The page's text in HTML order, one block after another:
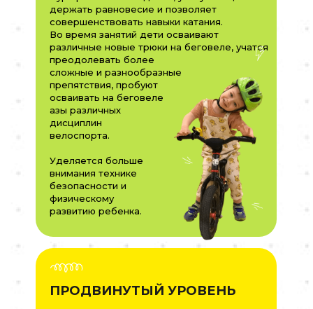
ПРОДВИНУТЫЙ УРОВЕНЬ
держать равновесие и позволяет
совершенствовать навыки катания.
Во время занятий дети осваивают
различные новые трюки на беговеле, учатся
преодолевать более
сложные и разнообразные
препятствия, пробуют
осваивать на беговеле
азы различных
дисциплин
велоспорта.
Уделяется больше
внимания технике
безопасности и
физическому
развитию ребенка.